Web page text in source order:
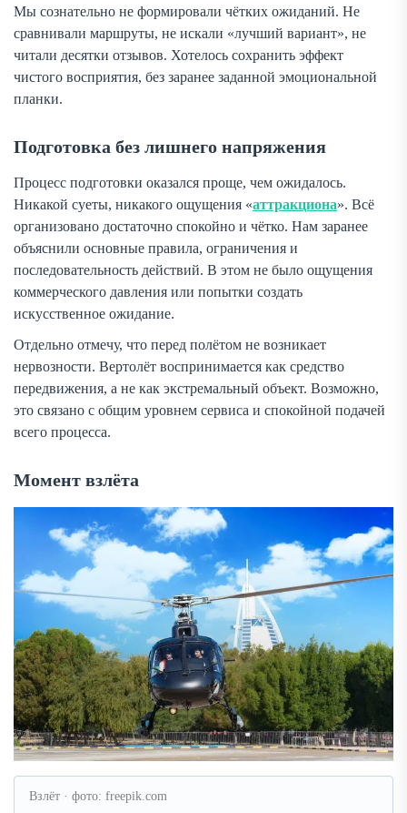
Мы сознательно не формировали чётких ожиданий. Не
сравнивали маршруты, не искали «лучший вариант», не
читали десятки отзывов. Хотелось сохранить эффект
чистого восприятия, без заранее заданной эмоциональной
планки.
Подготовка без лишнего напряжения
Процесс подготовки оказался проще, чем ожидалось.
Никакой суеты, никакого ощущения «аттракциона». Всё
организовано достаточно спокойно и чётко. Нам заранее
объяснили основные правила, ограничения и
последовательность действий. В этом не было ощущения
коммерческого давления или попытки создать
искусственное ожидание.
Отдельно отмечу, что перед полётом не возникает
нервозности. Вертолёт воспринимается как средство
передвижения, а не как экстремальный объект. Возможно,
это связано с общим уровнем сервиса и спокойной подачей
всего процесса.
Момент взлёта
Взлёт · фото: freepik.com